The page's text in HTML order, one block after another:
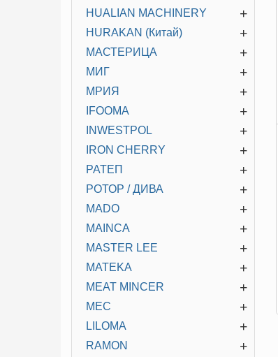
+
HUALIAN MACHINERY
+
HURAKAN (Китай)
+
МАСТЕРИЦА
+
МИГ
+
МРИЯ
+
IFOOMA
+
INWESTPOL
+
IRON CHERRY
+
РАТЕП
+
РОТОР / ДИВА
+
MADO
+
MAINCA
+
MASTER LEE
+
MATEKA
+
MEAT MINCER
+
MEC
+
LILOMA
+
RAMON